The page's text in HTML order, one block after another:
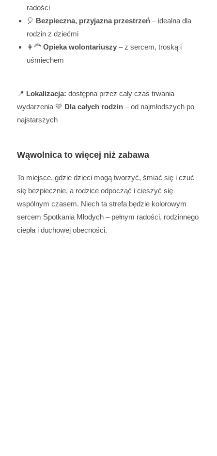
radości
🎈 Bezpieczna, przyjazna przestrzeń – idealna dla
rodzin z dziećmi
👩‍🦰 Opieka wolontariuszy – z sercem, troską i
uśmiechem
📍 Lokalizacja: dostępna przez cały czas trwania
wydarzenia 💛 Dla całych rodzin – od najmłodszych po
najstarszych
Wąwolnica to więcej niż zabawa
To miejsce, gdzie dzieci mogą tworzyć, śmiać się i czuć
się bezpiecznie, a rodzice odpocząć i cieszyć się
wspólnym czasem. Niech ta strefa będzie kolorowym
sercem Spotkania Młodych – pełnym radości, rodzinnego
ciepła i duchowej obecności.